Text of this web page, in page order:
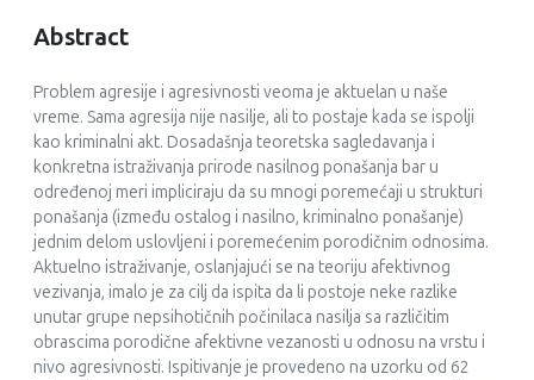
Abstract
Problem agresije i agresivnosti veoma je aktuelan u naše
vreme. Sama agresija nije nasilje, ali to postaje kada se ispolji
kao kriminalni akt. Dosadašnja teoretska sagledavanja i
konkretna istraživanja prirode nasilnog ponašanja bar u
određenoj meri impliciraju da su mnogi poremećaji u strukturi
ponašanja (između ostalog i nasilno, kriminalno ponašanje)
jednim delom uslovljeni i poremećenim porodičnim odnosima.
Aktuelno istraživanje, oslanjajući se na teoriju afektivnog
vezivanja, imalo je za cilj da ispita da li postoje neke razlike
unutar grupe nepsihotičnih počinilaca nasilja sa različitim
obrascima porodične afektivne vezanosti u odnosu na vrstu i
nivo agresivnosti. Ispitivanje je provedeno na uzorku od 62